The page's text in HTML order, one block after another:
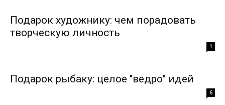
Подарок художнику: чем порадовать
творческую личность
1
Подарок рыбаку: целое "ведро" идей
6